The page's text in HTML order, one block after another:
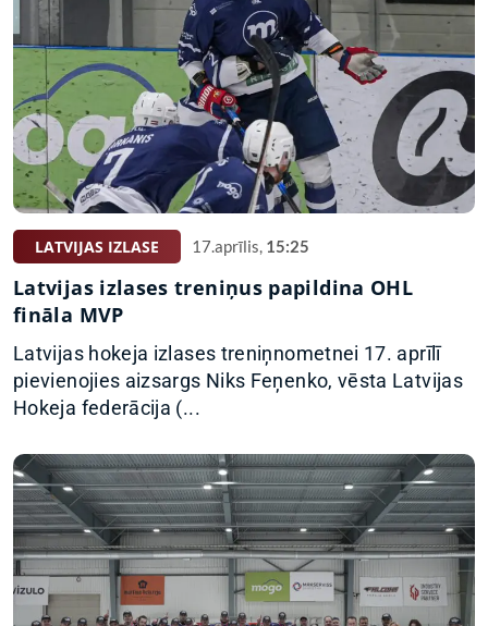
LATVIJAS IZLASE 17.aprīlis, 15:25
Latvijas izlases treniņus papildina OHL
fināla MVP
Latvijas hokeja izlases treniņnometnei 17. aprīlī
pievienojies aizsargs Niks Feņenko, vēsta Latvijas
Hokeja federācija (...